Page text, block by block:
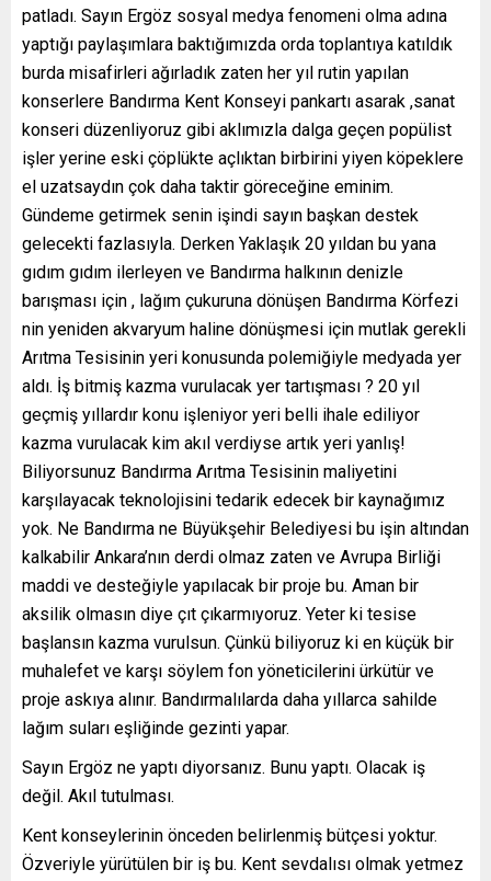
patladı. Sayın Ergöz sosyal medya fenomeni olma adına
yaptığı paylaşımlara baktığımızda orda toplantıya katıldık
burda misafirleri ağırladık zaten her yıl rutin yapılan
konserlere Bandırma Kent Konseyi pankartı asarak ,sanat
konseri düzenliyoruz gibi aklımızla dalga geçen popülist
işler yerine eski çöplükte açlıktan birbirini yiyen köpeklere
el uzatsaydın çok daha taktir göreceğine eminim.
Gündeme getirmek senin işindi sayın başkan destek
gelecekti fazlasıyla. Derken Yaklaşık 20 yıldan bu yana
gıdım gıdım ilerleyen ve Bandırma halkının denizle
barışması için , lağım çukuruna dönüşen Bandırma Körfezi
nin yeniden akvaryum haline dönüşmesi için mutlak gerekli
Arıtma Tesisinin yeri konusunda polemiğiyle medyada yer
aldı. İş bitmiş kazma vurulacak yer tartışması ? 20 yıl
geçmiş yıllardır konu işleniyor yeri belli ihale ediliyor
kazma vurulacak kim akıl verdiyse artık yeri yanlış!
Biliyorsunuz Bandırma Arıtma Tesisinin maliyetini
karşılayacak teknolojisini tedarik edecek bir kaynağımız
yok. Ne Bandırma ne Büyükşehir Belediyesi bu işin altından
kalkabilir Ankara’nın derdi olmaz zaten ve Avrupa Birliği
maddi ve desteğiyle yapılacak bir proje bu. Aman bir
aksilik olmasın diye çıt çıkarmıyoruz. Yeter ki tesise
başlansın kazma vurulsun. Çünkü biliyoruz ki en küçük bir
muhalefet ve karşı söylem fon yöneticilerini ürkütür ve
proje askıya alınır. Bandırmalılarda daha yıllarca sahilde
lağım suları eşliğinde gezinti yapar.
Sayın Ergöz ne yaptı diyorsanız. Bunu yaptı. Olacak iş
değil. Akıl tutulması.
Kent konseylerinin önceden belirlenmiş bütçesi yoktur.
Özveriyle yürütülen bir iş bu. Kent sevdalısı olmak yetmez